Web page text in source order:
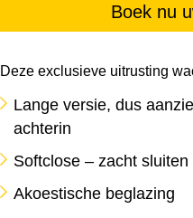
Boek nu
Deze exclusieve uitrusting
Lange versie, dus
achterin
Softclose – zacht
Akoestische beglazing